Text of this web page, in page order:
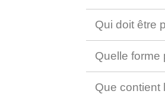
Qui doit être
Quelle forme
Que contient